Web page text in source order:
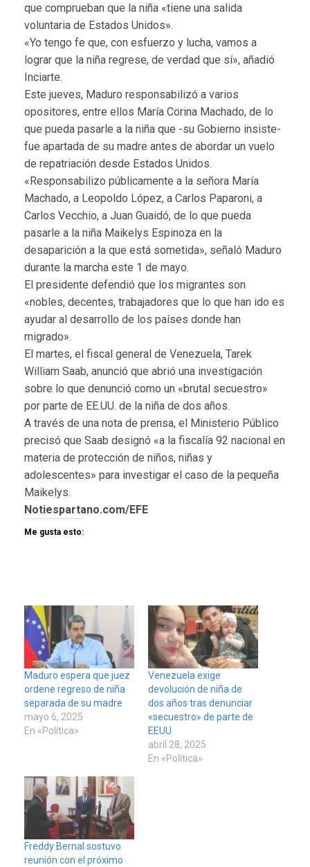
que comprueban que la niña «tiene una salida
voluntaria de Estados Unidos».
«Yo tengo fe que, con esfuerzo y lucha, vamos a
lograr que la niña regrese, de verdad que sí», añadió
Inciarte.
Este jueves, Maduro responsabilizó a varios
opositores, entre ellos María Corina Machado, de lo
que pueda pasarle a la niña que -su Gobierno insiste-
fue apartada de su madre antes de abordar un vuelo
de repatriación desde Estados Unidos.
«Responsabilizo públicamente a la señora María
Machado, a Leopoldo López, a Carlos Paparoni, a
Carlos Vecchio, a Juan Guaidó, de lo que pueda
pasarle a la niña Maikelys Espinoza en la
desaparición a la que está sometida», señaló Maduro
durante la marcha este 1 de mayo.
El presidente defendió que los migrantes son
«nobles, decentes, trabajadores que lo que han ido es
ayudar al desarrollo de los países donde han
migrado».
El martes, el fiscal general de Venezuela, Tarek
William Saab, anunció que abrió una investigación
sobre lo que denunció como un «brutal secuestro»
por parte de EE.UU. de la niña de dos años.
A través de una nota de prensa, el Ministerio Público
precisó que Saab designó «a la fiscalía 92 nacional en
materia de protección de niños, niñas y
adolescentes» para investigar el caso de la pequeña
Maikelys.
Notiespartano.com/EFE
Me gusta esto:
Maduro espera que juez
ordene regreso de niña
separada de su madre
mayo 6, 2025
En «Política»
Venezuela exige
devolución de niña de
dos años tras denunciar
«secuestro» de parte de
EEUU
abril 28, 2025
En «Política»
Freddy Bernal sostuvo
reunión con el próximo